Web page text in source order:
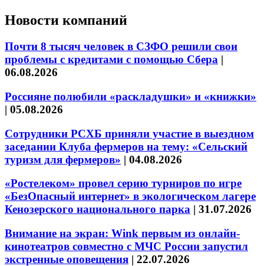
Новости компаний
Почти 8 тысяч человек в СЗФО решили свои
проблемы с кредитами с помощью Сбера |
06.08.2026
Россияне полюбили «раскладушки» и «книжки»
| 05.08.2026
Сотрудники РСХБ приняли участие в выездном
заседании Клуба фермеров на тему: «Сельский
туризм для фермеров» | 04.08.2026
«Ростелеком» провел серию турниров по игре
«БезОпасный интернет» в экологическом лагере
Кенозерского национального парка | 31.07.2026
Внимание на экран: Wink первым из онлайн-
кинотеатров совместно с МЧС России запустил
экстренные оповещения | 22.07.2026